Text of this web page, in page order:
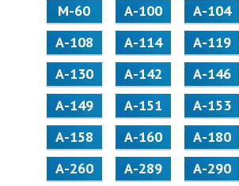
M-60
А-100 А-104
А-108
А-114 А-119
А-130
А-142 А-146
А-149
А-151 А-153
А-158
А-160 А-180
А-260
А-289 А-290